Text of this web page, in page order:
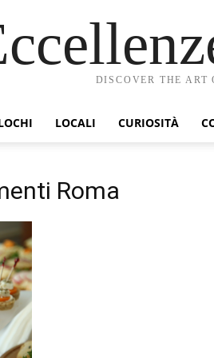
DISCOVER THE ART
LOCALI CURIOSITÀ
Roma